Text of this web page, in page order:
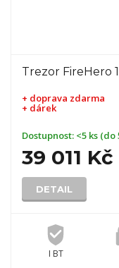
Trezor FireHero
+ doprava zdarma
+ dárek
Dostupnost: <5 ks (do
39 011 Kč
DETAIL
I BT